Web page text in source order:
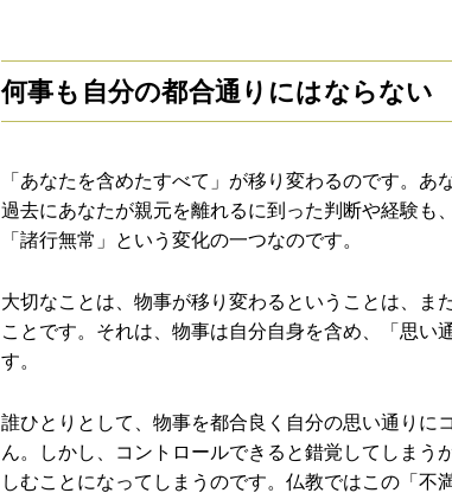
何事も自分の都合通りにはならない
「あなたを含めたすべて」が移り変わるのです。あ
過去にあなたが親元を離れるに到った判断や経験も
「諸行無常」という変化の一つなのです。
大切なことは、物事が移り変わるということは、ま
ことです。それは、物事は自分自身を含め、「思い
す。
誰ひとりとして、物事を都合良く自分の思い通りに
ん。しかし、コントロールできると錯覚してしまう
しむことになってしまうのです。仏教ではこの「不